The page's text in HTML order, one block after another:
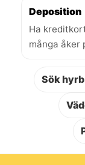
Deposition
Ha
många åker
Sök